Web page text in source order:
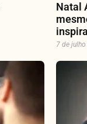
Natal
7 de